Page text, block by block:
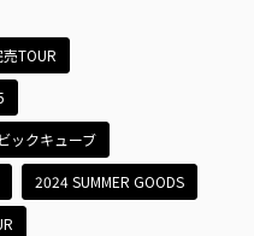
TOUR
ックキューブ
2024 SUMMER GOODS